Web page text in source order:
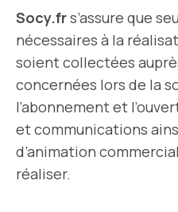
Socy.frs’assure que
nécessaires à la
soient collectées
concernées lors de la
l’abonnement et
et communications
d’animation
réaliser.